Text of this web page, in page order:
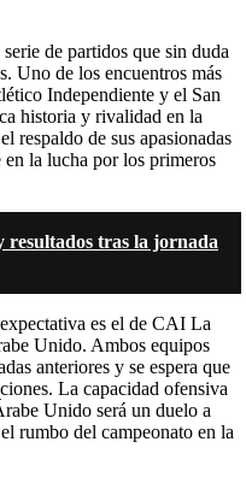
de partidos que sin duda
Uno de los encuentros más
Independiente y el San
historia y rivalidad en la
respaldo de sus apasionadas
la lucha por los primeros
resultados tras la jornada
es el de CAI La
Unido. Ambos equipos
anteriores y se espera que
La capacidad ofensiva
Unido será un duelo a
rumbo del campeonato en la